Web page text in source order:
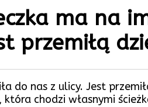
ma na
przemiłą
do nas z ulicy. Jest
chodzi własnymi